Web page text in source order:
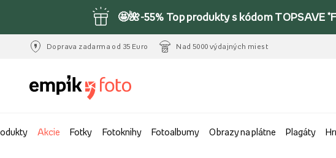
🤩🌺-55% Top produkty s kódom TOPSAVE
Doprava zadarma od 35 Euro Nad 5000 výdajných miest
Akcie Fotky Fotoknihy Fotoalbumy Obrazy na plátne Plagáty